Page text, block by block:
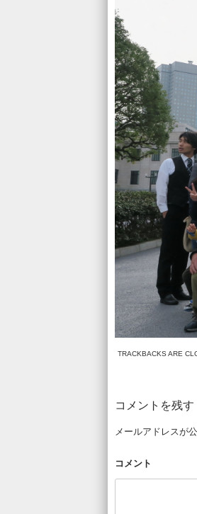
TRACKBACKS ARE
コメントを残す
メールアドレスが
コメント